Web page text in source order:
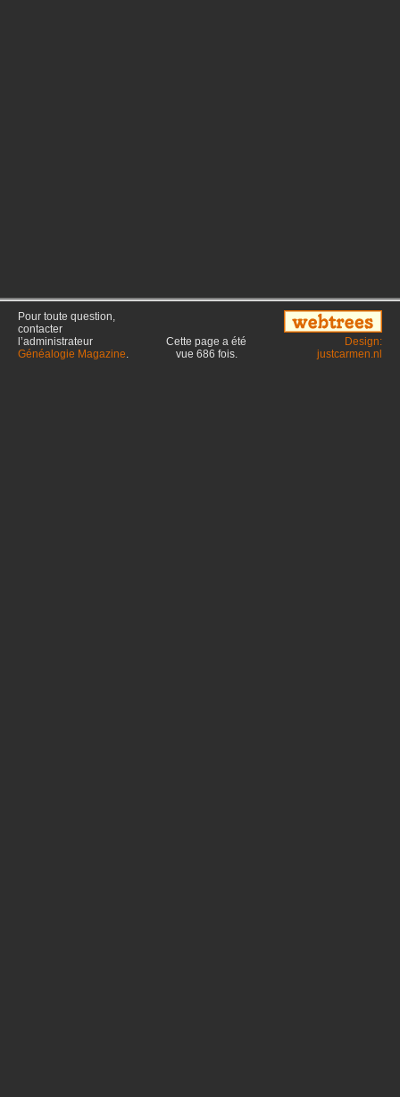
Pour toute question,
contacter
l’administrateur
Généalogie Magazine.
Cette page a été
vue 686 fois.
Design:
justcarmen.nl